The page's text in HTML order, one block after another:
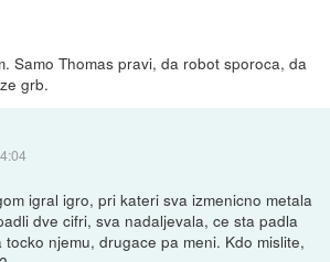
Samo Thomas pravi, da robot sporoca, da
grb.
igral igro, pri kateri sva izmenicno metala
dve cifri, sva nadaljevala, ce sta padla
njemu, drugace pa meni. Kdo mislite,